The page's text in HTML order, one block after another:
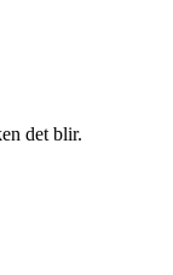
det blir.